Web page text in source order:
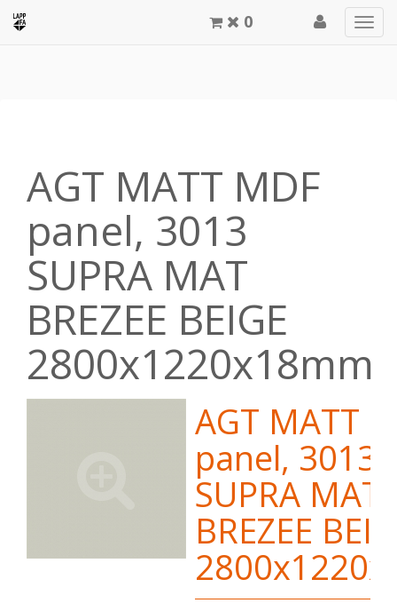
0
AGT MATT MDF
panel, 3013
SUPRA MAT
BREZEE BEIGE
2800x1220x18mm
AGT MATT
panel, 3013
SUPRA MAT
BREZEE